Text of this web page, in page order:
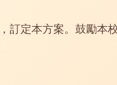
訂定本方案。鼓勵本